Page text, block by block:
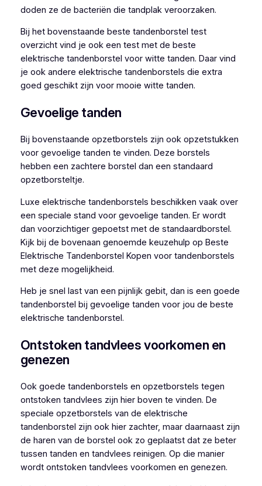
doden ze de bacteriën die tandplak veroorzaken.
Bij het bovenstaande beste tandenborstel test
overzicht vind je ook een test met de beste
elektrische tandenborstel voor witte tanden. Daar vind
je ook andere elektrische tandenborstels die extra
goed geschikt zijn voor mooie witte tanden.
Gevoelige tanden
Bij bovenstaande opzetborstels zijn ook opzetstukken
voor gevoelige tanden te vinden. Deze borstels
hebben een zachtere borstel dan een standaard
opzetborsteltje.
Luxe elektrische tandenborstels beschikken vaak over
een speciale stand voor gevoelige tanden. Er wordt
dan voorzichtiger gepoetst met de standaardborstel.
Kijk bij de bovenaan genoemde keuzehulp op Beste
Elektrische Tandenborstel Kopen voor tandenborstels
met deze mogelijkheid.
Heb je snel last van een pijnlijk gebit, dan is een goede
tandenborstel bij gevoelige tanden voor jou de beste
elektrische tandenborstel.
Ontstoken tandvlees voorkomen en
genezen
Ook goede tandenborstels en opzetborstels tegen
ontstoken tandvlees zijn hier boven te vinden. De
speciale opzetborstels van de elektrische
tandenborstel zijn ook hier zachter, maar daarnaast zijn
de haren van de borstel ook zo geplaatst dat ze beter
tussen tanden en tandvlees reinigen. Op die manier
wordt ontstoken tandvlees voorkomen en genezen.